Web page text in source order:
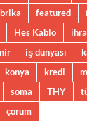
featured
Hes Kablo
iş dünyası
konya kredi
soma THY
çorum